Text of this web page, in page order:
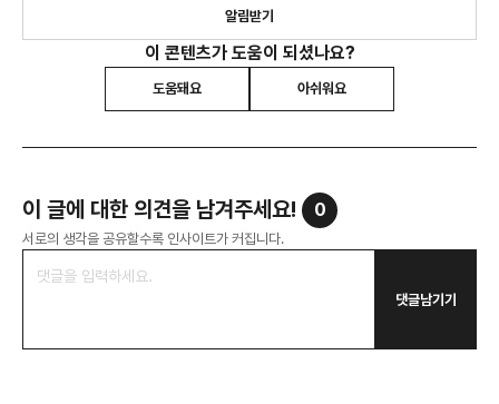
알림받기
이 콘텐츠가 도움이 되셨나요?
도움돼요 아쉬워요
이 글에 대한 의견을 남겨주세요! 0
서로의 생각을 공유할수록 인사이트가 커집니다.
댓글남기기